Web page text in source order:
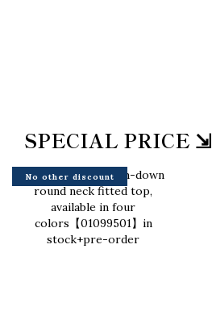
SPECIAL PRICE ⇲
No other discount